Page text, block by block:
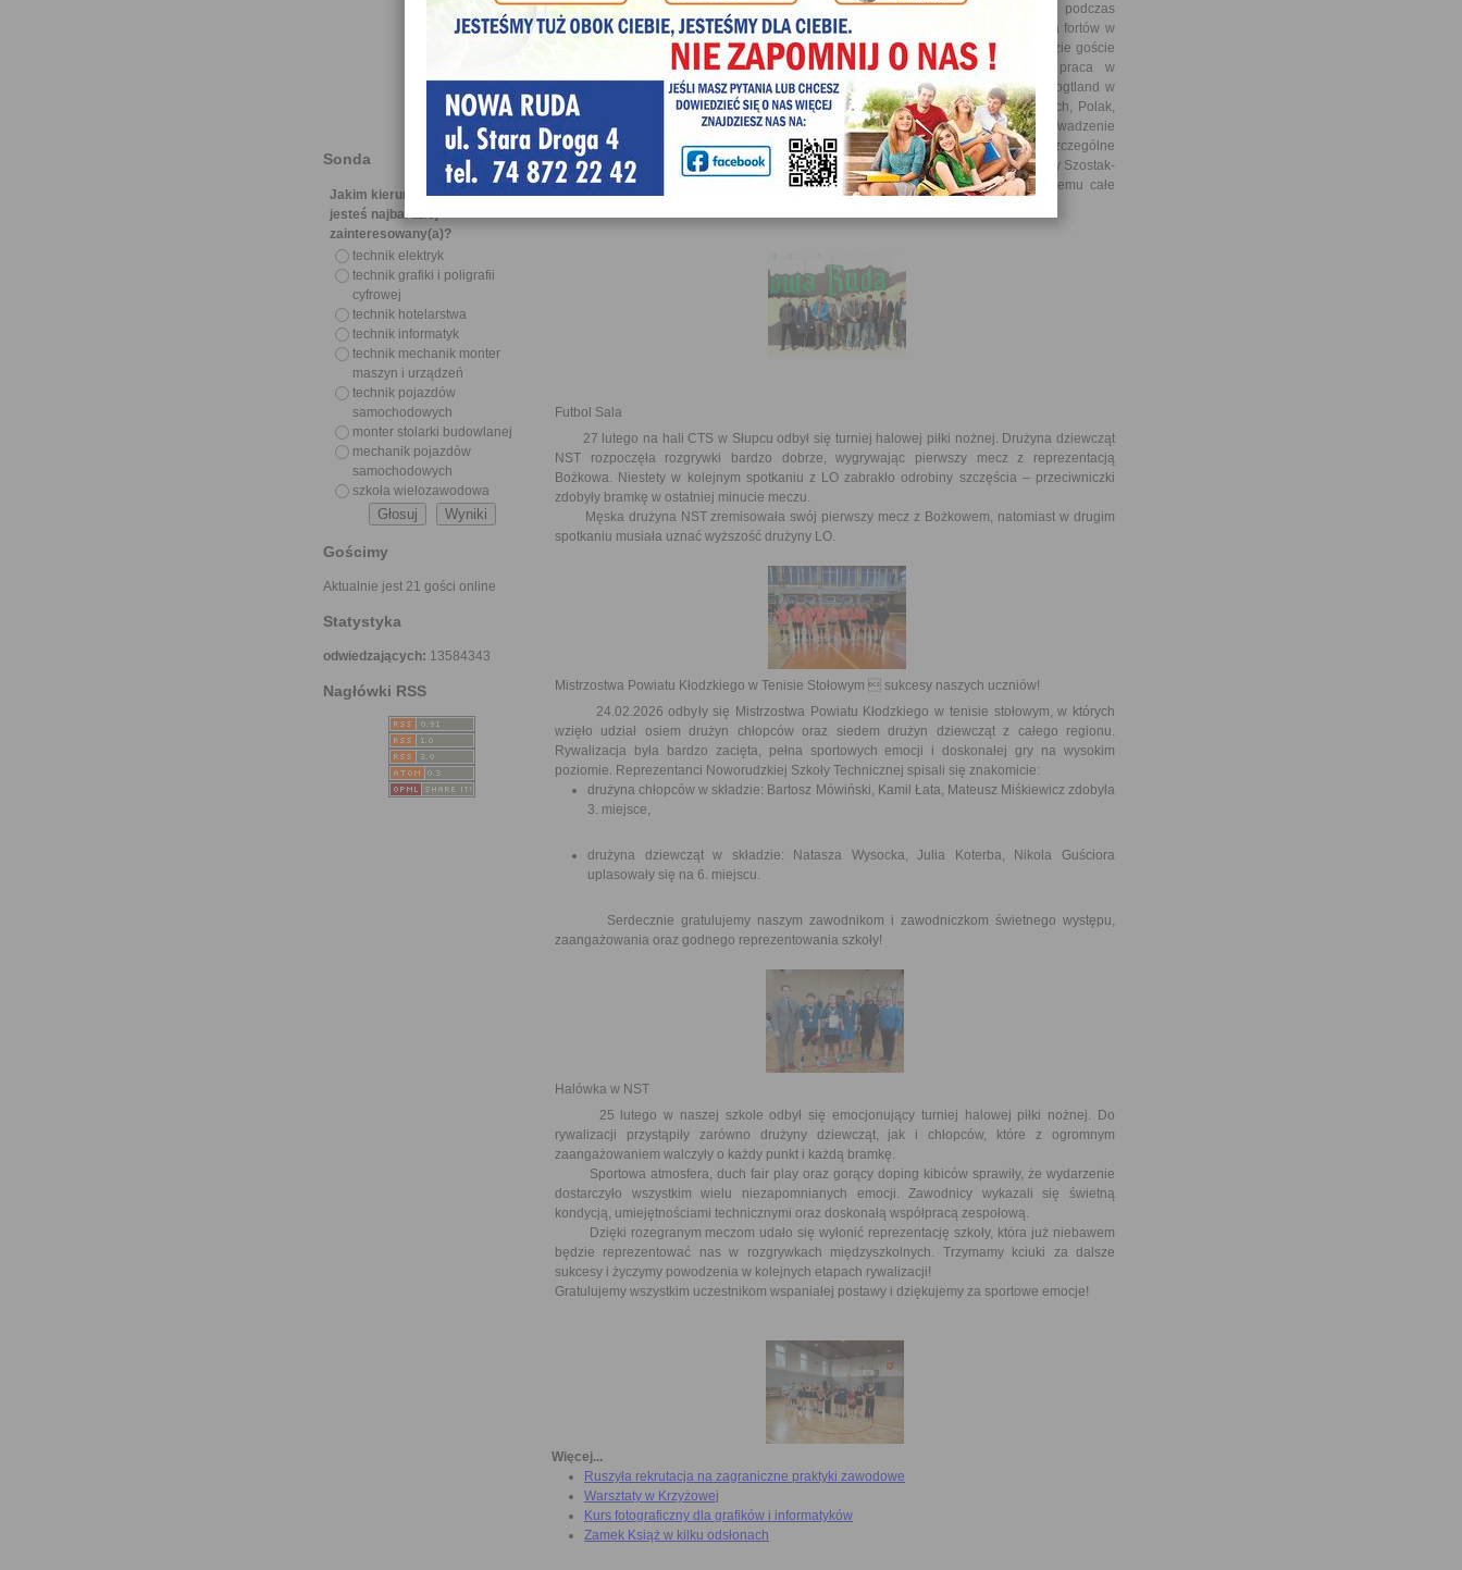
Sonda
Jakim kierunkiem z naszej oferty
jesteś najbardziej
zainteresowany(a)?
technik elektryk
technik grafiki i poligrafii
cyfrowej
technik hotelarstwa
technik informatyk
technik mechanik monter
maszyn i urządzeń
technik pojazdów
samochodowych
monter stolarki budowlanej
mechanik pojazdów
samochodowych
szkoła wielozawodowa
Gościmy
Aktualnie jest 21 gości online
Statystyka
odwiedzających: 13584343
Nagłówki RSS
barmańskich. Uczniowie z Niemiec mieli także okazję spróbować polskiej kuchni podczas
wycieczek na Górę Św. Anny, Górę Wszystkich Świętych oraz w trakcie zwiedzania fortów w
Srebrnej Górze. Dużym zainteresowaniem cieszyła się wizyta w zakładzie ZPAS, gdzie goście
poznali główne linie produkcyjne oraz zobaczyli, jak wygląda codzienna praca w
przedsiębiorstwie. Dziękujemy Dyrekcji NST za umożliwienie pobytu uczniów z Vogtland w
naszej szkole oraz wszystkim zaangażowanym nauczycielom (Kuczaj, Kałwak, Błoch, Polak,
Wiżbicki, Kostecki, Szostak-Chmielarz, Słoninka, Roch) za przygotowanie i przeprowadzenie
lekcji otwartych oraz wsparcie w organizacji wymiany uczniowskiej. Szczególne
podziękowania kierujemy do Pani Wicedyrektor Małgorzaty Kałwak oraz Pani Renaty Szostak-
Chmielarz za przygotowanie, zaplanowanie i sprawną realizację wizyty, dzięki czemu całe
Futbol Sala
27 lutego na hali CTS w Słupcu odbył się turniej halowej piłki nożnej. Drużyna dziewcząt
NST rozpoczęła rozgrywki bardzo dobrze, wygrywając pierwszy mecz z reprezentacją
Bożkowa. Niestety w kolejnym spotkaniu z LO zabrakło odrobiny szczęścia – przeciwniczki
zdobyły bramkę w ostatniej minucie meczu.
Męska drużyna NST zremisowała swój pierwszy mecz z Bożkowem, natomiast w drugim
spotkaniu musiała uznać wyższość drużyny LO.
Mistrzostwa Powiatu Kłodzkiego w Tenisie Stołowym  sukcesy naszych uczniów!
24.02.2026 odbyły się Mistrzostwa Powiatu Kłodzkiego w tenisie stołowym, w których
wzięło udział osiem drużyn chłopców oraz siedem drużyn dziewcząt z całego regionu.
Rywalizacja była bardzo zacięta, pełna sportowych emocji i doskonałej gry na wysokim
poziomie. Reprezentanci Noworudzkiej Szkoły Technicznej spisali się znakomicie:
drużyna chłopców w składzie: Bartosz Mówiński, Kamil Łata, Mateusz Miśkiewicz zdobyła
3. miejsce,
drużyna dziewcząt w składzie: Natasza Wysocka, Julia Koterba, Nikola Guściora
uplasowały się na 6. miejscu.
Serdecznie gratulujemy naszym zawodnikom i zawodniczkom świetnego występu,
zaangażowania oraz godnego reprezentowania szkoły!
Halówka w NST
25 lutego w naszej szkole odbył się emocjonujący turniej halowej piłki nożnej. Do
rywalizacji przystąpiły zarówno drużyny dziewcząt, jak i chłopców, które z ogromnym
zaangażowaniem walczyły o każdy punkt i każdą bramkę.
Sportowa atmosfera, duch fair play oraz gorący doping kibiców sprawiły, że wydarzenie
dostarczyło wszystkim wielu niezapomnianych emocji. Zawodnicy wykazali się świetną
kondycją, umiejętnościami technicznymi oraz doskonałą współpracą zespołową.
Dzięki rozegranym meczom udało się wyłonić reprezentację szkoły, która już niebawem
będzie reprezentować nas w rozgrywkach międzyszkolnych. Trzymamy kciuki za dalsze
sukcesy i życzymy powodzenia w kolejnych etapach rywalizacji!
Gratulujemy wszystkim uczestnikom wspaniałej postawy i dziękujemy za sportowe emocje!
Więcej...
Ruszyła rekrutacja na zagraniczne praktyki zawodowe
Warsztaty w Krzyżowej
Kurs fotograficzny dla grafików i informatyków
Zamek Książ w kilku odsłonach